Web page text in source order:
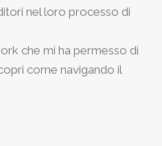
nel loro processo di
che mi ha permesso di
come navigando il